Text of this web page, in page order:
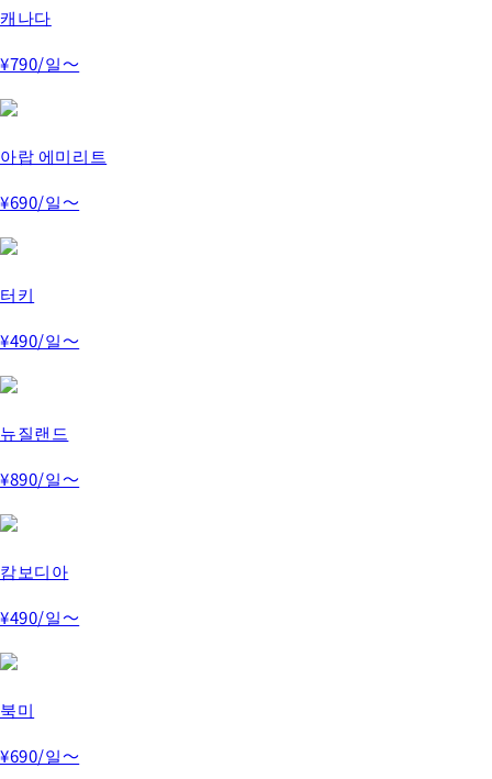
캐나다
¥790/일～
아랍 에미리트
¥690/일～
터키
¥490/일～
뉴질랜드
¥890/일～
캄보디아
¥490/일～
북미
¥690/일～